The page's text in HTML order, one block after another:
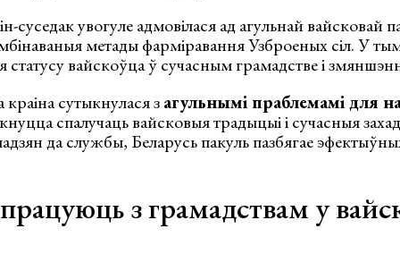
суседак увогуле адмовілася ад агульнай вайсковай
метады фарміравання Узброеных сіл. У тым
вайскоўца ў сучасным грамадстве і
сутыкнулася загульнымі праблемамі для
спалучаць вайсковыя традыцыі і сучасныя
да службы, Беларусь пакуль пазбягае
працуюць з грамадствам у